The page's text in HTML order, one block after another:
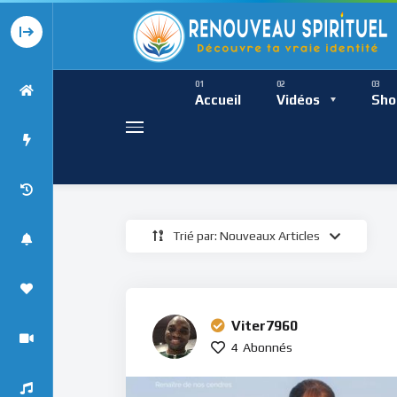
Accueil Vidéos
Présence
Présence
Trié par: Nouveaux Articles
Viter7960
4 Abonnés